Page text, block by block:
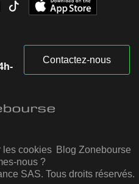
Contactez-nous
les cookies Blog Zonebourse
nous ?
SAS. Tous droits réservés.